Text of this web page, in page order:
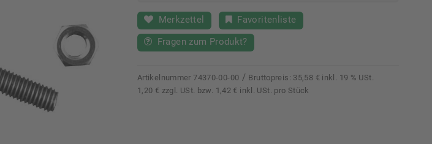
Merkzettel
Favoritenliste
Fragen zum Produkt?
Artikelnummer74370-00-00 / Bruttopreis: 35,58 € inkl. 19 % USt.
1,20 € zzgl. USt. bzw. 1,42 € inkl. USt. pro Stück